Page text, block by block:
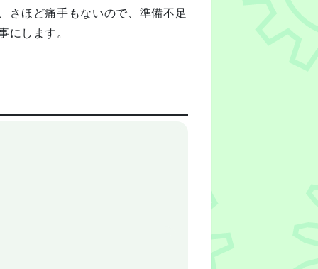
さほど痛手もないので、準備不足
します。